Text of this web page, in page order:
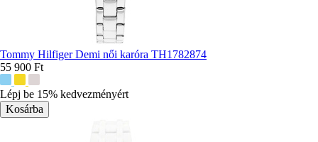
Tommy Hilfiger Demi női karóra TH1782874
55 900 Ft
színek:
Lépj be 15% kedvezményért